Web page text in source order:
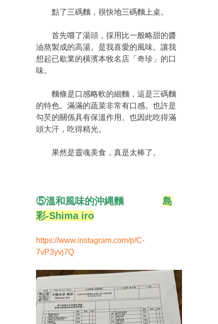
點了三碼麵，很快地三碼麵上桌。
首先嚐了湯頭，採用比一般略甜的醬
油熬製成的高湯。是我喜愛的風味。讓我
想起已歇業的橫濱本牧名店「奇珍」的口
味。
麵條是口感略軟的細麵，這是三碼麵
的特色。滿滿的蔬菜非常有口感。也許是
勾芡的關係具有保溫作用。也因此吃得滿
頭大汗，吃得精光。
果然是靈魂美食，真是太棒了。
⑤溫和風味的沖縄麵 島
彩-Shima iro
https://www.instagram.com/p/C-
7vP3yvj7Q